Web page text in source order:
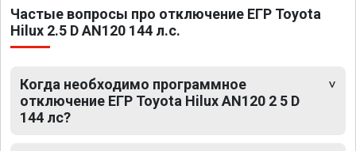
Частые вопросы про отключение ЕГР Toyota
Hilux 2.5 D AN120 144 л.с.
Когда необходимо программное
отключение ЕГР Toyota Hilux AN120 2 5 D
144 лс?